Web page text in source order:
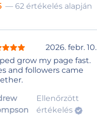
— 62 értékelés alapján
2026. febr. 10.
grow my page fast.
and followers came
Ellenőrzött
értékelés